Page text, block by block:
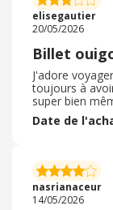
cas je
y a des
elisegautier
20/05/2026
Billet
J'adore
toujours à
super bien
prévois
Toulouse et j'y
dédommagé
sur mon
j'ai eu
Date de
nasrianaceur
14/05/2026